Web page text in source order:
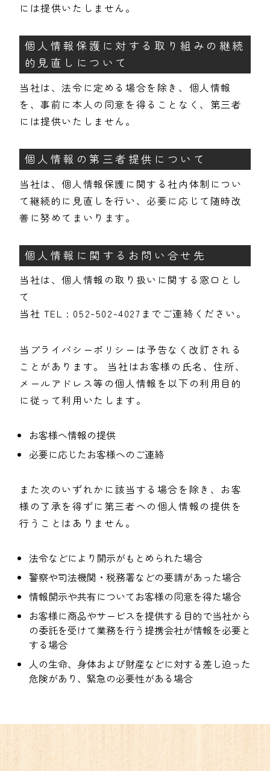
には提供いたしません。
個人情報保護に対する取り組みの継続
的見直しについて
当社は、法令に定める場合を除き、個人情報
を、事前に本人の同意を得ることなく、第三者
には提供いたしません。
個人情報の第三者提供について
当社は、個人情報保護に関する社内体制につい
て継続的に見直しを行い、必要に応じて随時改
善に努めてまいります。
個人情報に関するお問い合せ先
当社は、個人情報の取り扱いに関する窓口とし
て
当社 TEL : 052-502-4027までご連絡ください。
当プライバシーポリシーは予告なく改訂される
ことがあります。 当社はお客様の氏名、住所、
メールアドレス等の個人情報を以下の利用目的
に従って利用いたします。
お客様へ情報の提供
必要に応じたお客様へのご連絡
また次のいずれかに該当する場合を除き、お客
様の了承を得ずに第三者への個人情報の提供を
行うことはありません。
法令などにより開示がもとめられた場合
警察や司法機関・税務署などの要請があった場合
情報開示や共有についてお客様の同意を得た場合
お客様に商品やサービスを提供する目的で当社から
の委託を受けて業務を行う提携会社が情報を必要と
する場合
人の生命、身体および財産などに対する差し迫った
危険があり、緊急の必要性がある場合